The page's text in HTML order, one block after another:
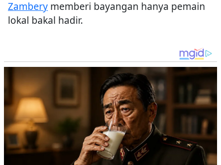
Zambery memberi bayangan hanya pemain
lokal bakal hadir.